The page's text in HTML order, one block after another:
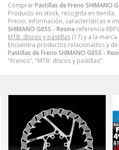
ComprarPastillas de Freno SHIMANO
Producto en stock, recogida en tienda.
Precio, información, características e
SHIMANO G05S - Resina referencia
MTB: discos y pastillas (17) y a la marca
Encuentra productos relacionados y
Pastillas de Freno SHIMANO G05S -
"Frenos", "MTB: discos y pastillas".